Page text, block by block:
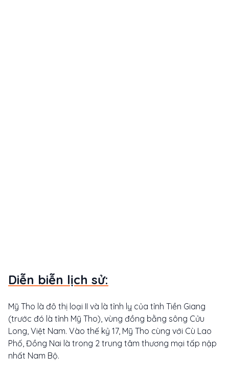
Diễn biễn lịch sử:
Mỹ Tho là đô thị loại II và là tỉnh lỵ của tỉnh Tiền Giang
(trước đó là tỉnh Mỹ Tho), vùng đồng bằng sông Cửu
Long, Việt Nam. Vào thế kỷ 17, Mỹ Tho cùng với Cù Lao
Phố, Đồng Nai là trong 2 trung tâm thương mại tấp nập
nhất Nam Bộ.